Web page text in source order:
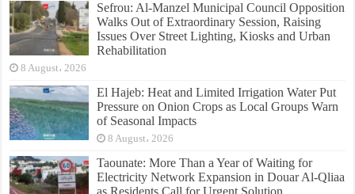
Sefrou: Al-Manzel Municipal Council Opposition
Walks Out of Extraordinary Session, Raising
Issues Over Street Lighting, Kiosks and Urban
Rehabilitation
8 August، 2026
El Hajeb: Heat and Limited Irrigation Water Put
Pressure on Onion Crops as Local Groups Warn
of Seasonal Impacts
8 August، 2026
Taounate: More Than a Year of Waiting for
Electricity Network Expansion in Douar Al-Qliaa